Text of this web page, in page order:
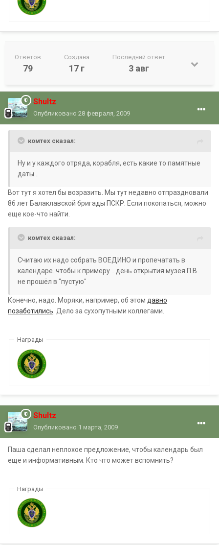
Ответов
79
Создана
17 г
Последний ответ
3 авг
Shultz
Опубликовано 28 февраля, 2009
комтех сказал:
Ну и у каждого отряда, корабля, есть какие то памятные
даты...
Вот тут я хотел бы возразить. Мы тут недавно отпраздновали
86 лет Балаклавской бригады ПСКР. Если покопаться, можно
еще кое-что найти.
комтех сказал:
Считаю их надо собрать ВОЕДИНО и пропечатать в
календаре..чтобы к примеру .. день открытия музея П.В
не прошёл в "пустую"
Конечно, надо. Моряки, например, об этом давно
позаботились . Дело за сухопутными коллегами.
Награды
Shultz
Опубликовано 1 марта, 2009
Паша сделал неплохое предложение, чтобы календарь был
еще и информативным. Кто что может вспомнить?
Награды